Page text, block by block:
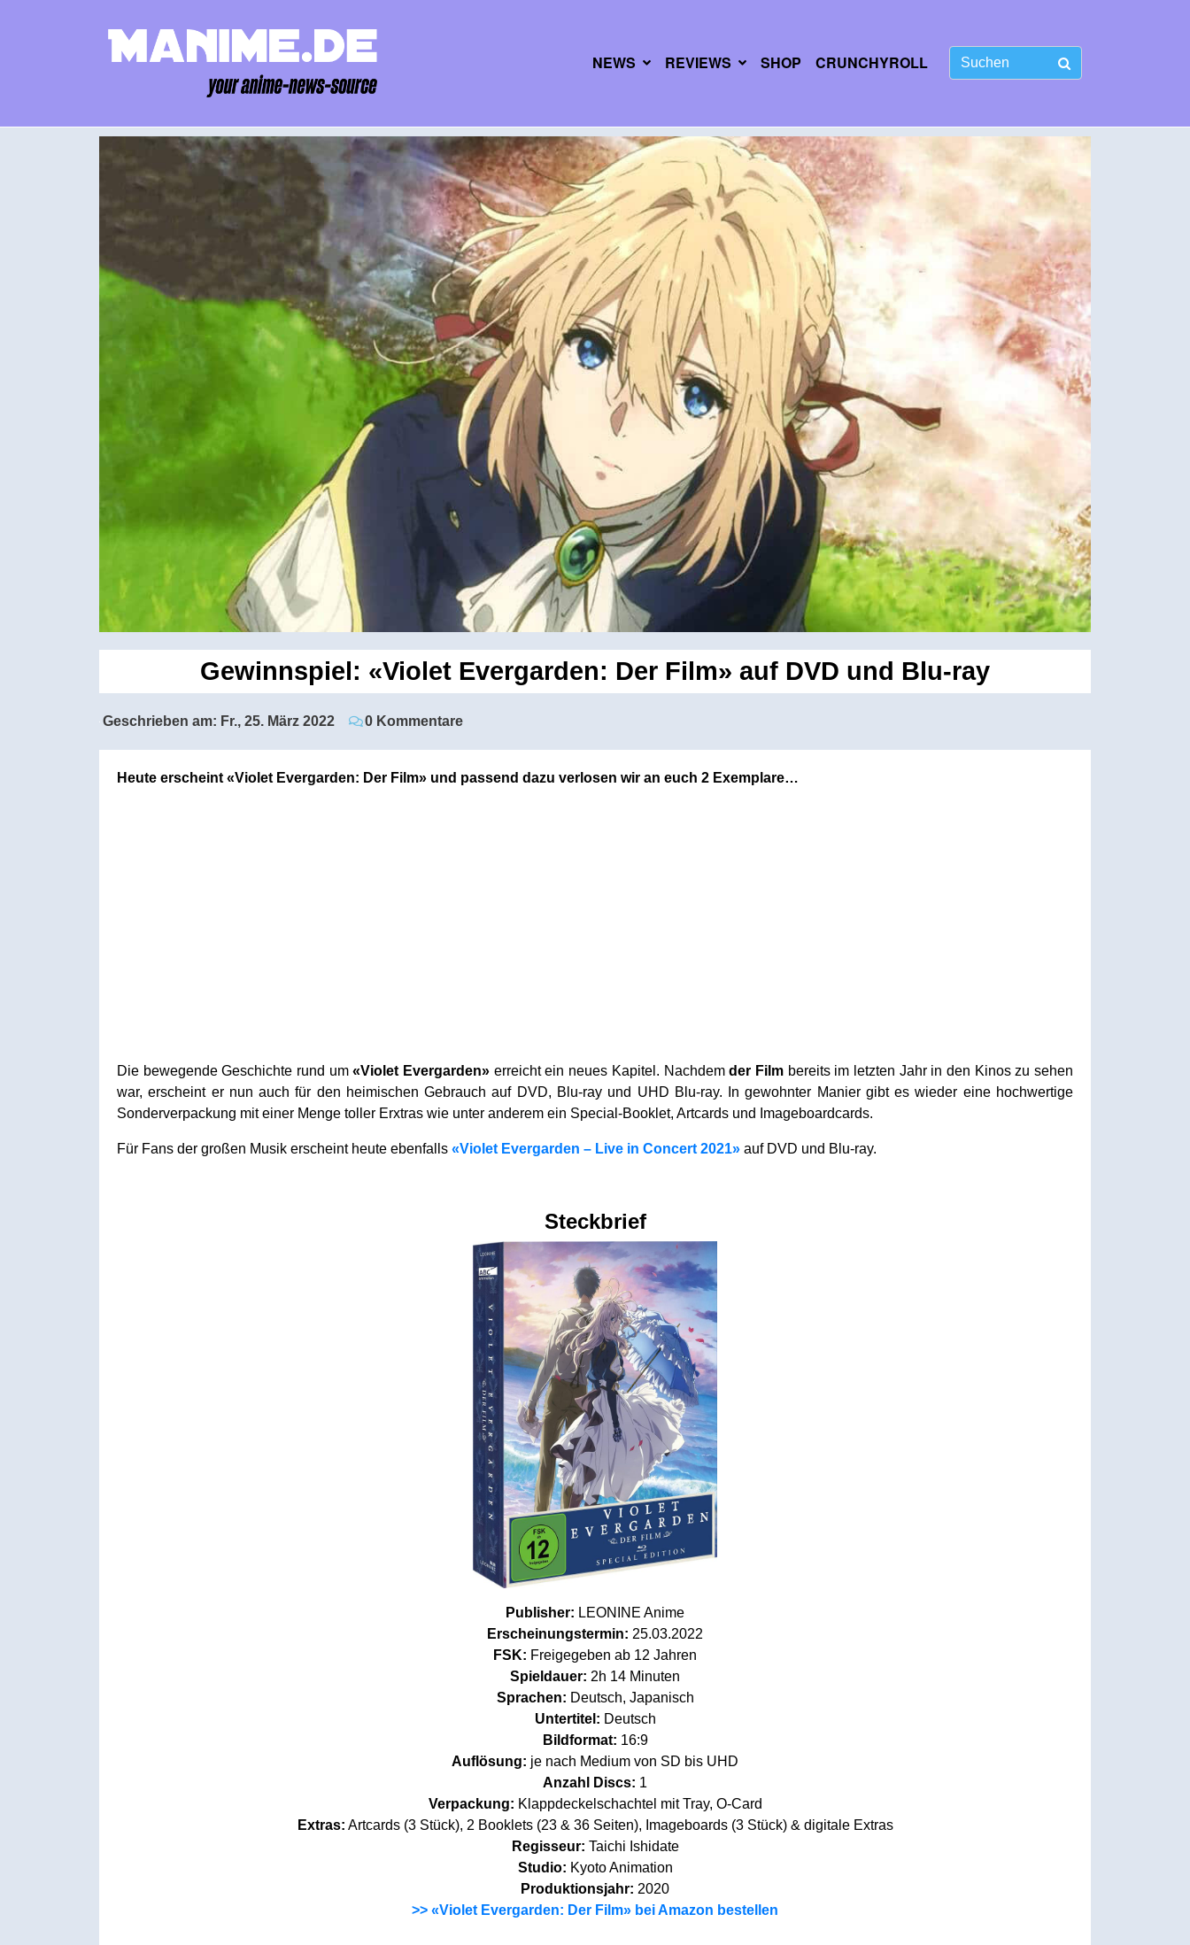
NEWS REVIEWS SHOP CRUNCHYROLL
Gewinnspiel: «Violet Evergarden: Der Film» auf DVD und Blu-ray
Geschrieben am: Fr., 25. März 2022 0 Kommentare
Heute erscheint «Violet Evergarden: Der Film» und passend dazu verlosen wir an euch 2 Exemplare…
Die bewegende Geschichte rund um«Violet Evergarden» erreicht ein neues Kapitel. Nachdemder Filmbereits im letzten Jahr in den Kinos zu sehen
war, erscheint er nun auch für den heimischen Gebrauch auf DVD, Blu-ray und UHD Blu-ray. In gewohnter Manier gibt es wieder eine hochwertige
Sonderverpackung mit einer Menge toller Erxtras wie unter anderem ein Special-Booklet, Artcards und Imageboardcards.
Für Fans der großen Musik erscheint heute ebenfalls «Violet Evergarden – Live in Concert 2021» auf DVD und Blu-ray.
Steckbrief
Publisher: LEONINE Anime
Erscheinungstermin: 25.03.2022
FSK: Freigegeben ab 12 Jahren
Spieldauer: 2h 14 Minuten
Sprachen: Deutsch, Japanisch
Untertitel: Deutsch
Bildformat: 16:9
Auflösung: je nach Medium von SD bis UHD
Anzahl Discs: 1
Verpackung: Klappdeckelschachtel mit Tray, O-Card
Extras: Artcards (3 Stück), 2 Booklets (23 & 36 Seiten), Imageboards (3 Stück) & digitale Extras
Regisseur: Taichi Ishidate
Studio: Kyoto Animation
Produktionsjahr: 2020
>> «Violet Evergarden: Der Film» bei Amazon bestellen